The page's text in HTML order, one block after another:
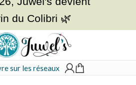
du Colibri 🌿
sur les réseaux